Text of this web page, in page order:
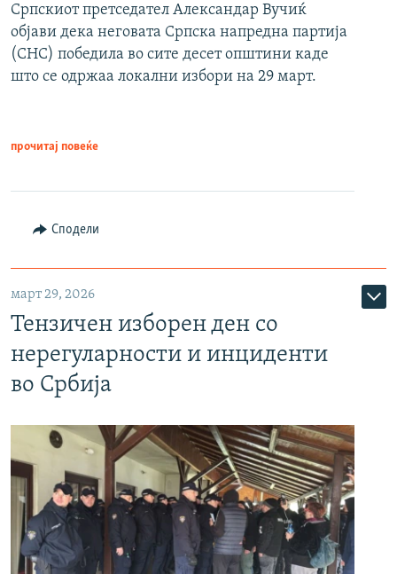
Српскиот претседател Александар Вучиќ
објави дека неговата Српска напредна партија
(СНС) победила во сите десет општини каде
што се одржаа локални избори на 29 март.
прочитај повеќе
Сподели
март 29, 2026
Тензичен изборен ден со
нерегуларности и инциденти
во Србија